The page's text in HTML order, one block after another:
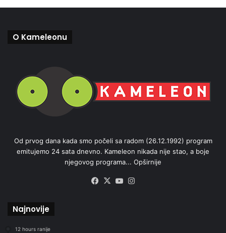
O Kameleonu
Od prvog dana kada smo počeli sa radom (26.12.1992) program
emitujemo 24 sata dnevno. Kameleon nikada nije stao, a boje
njegovog programa... Opširnije
Facebook
X YouTube
Najnovije
12 hours ranije